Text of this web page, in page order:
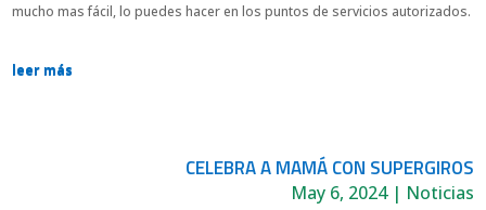
mucho mas fácil, lo puedes hacer en los puntos de servicios autorizados.
leer más
CELEBRA A MAMÁ CON SUPERGIROS
May 6, 2024| Noticias